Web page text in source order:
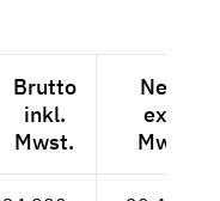
Brutto
inkl.
Mwst.
Netto
exkl.
Mwst.